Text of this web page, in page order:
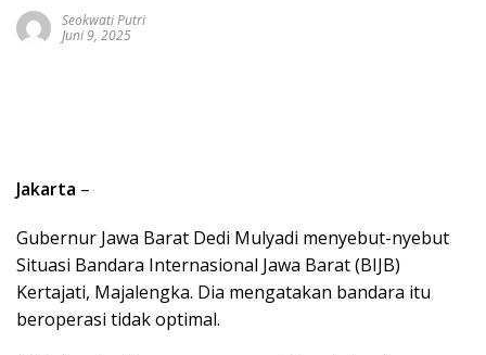
Seokwati Putri
Juni 9, 2025
Jakarta –
Gubernur Jawa Barat Dedi Mulyadi menyebut-nyebut
Situasi Bandara Internasional Jawa Barat (BIJB)
Kertajati, Majalengka. Dia mengatakan bandara itu
beroperasi tidak optimal.